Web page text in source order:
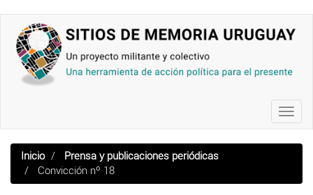
contenido
principal
Inicio
Prensa y publicaciones periódicas
Convicción nº 18